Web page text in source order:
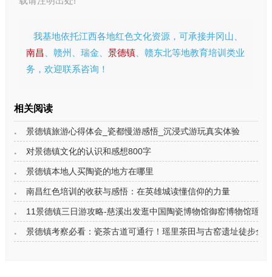
我基地依托江西各地红色文化资源，可承接井冈山、
南昌
、赣州、瑞金、 景德镇、赣东北等地教育培训类业
务，欢迎联系咨询！
相关阅读
景德镇旅游心得体会_瓷都慢游感悟_沉浸式游玩真实体验
对景德镇文化的认识和感想800字
景德镇本地人买陶瓷的地方在哪里
南昌红色培训的收获与感悟：在英雄城读懂信仰的力量
11景德镇三日游攻略-慈溪出发逛中国陶瓷博物馆御窑博物馆瑶里
景德镇考察必看：瓷茶古道可通行！瑶里茶田与古窑遗址徒步全